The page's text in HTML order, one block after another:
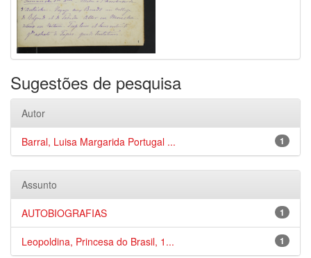
Sugestões de pesquisa
Autor
1
Barral, Luisa Margarida Portugal ...
Assunto
1
AUTOBIOGRAFIAS
1
Leopoldina, Princesa do Brasil, 1...